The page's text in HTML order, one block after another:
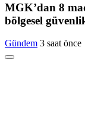
MGK’dan 8
bölgesel
Gündem 3 saat önce